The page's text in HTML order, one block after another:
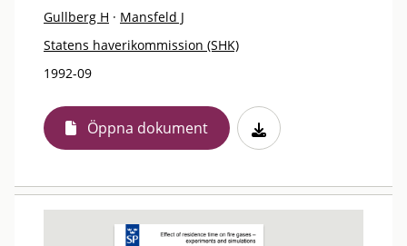
Gullberg H · Mansfeld J
Statens haverikommission (SHK)
1992-09
Öppna dokument